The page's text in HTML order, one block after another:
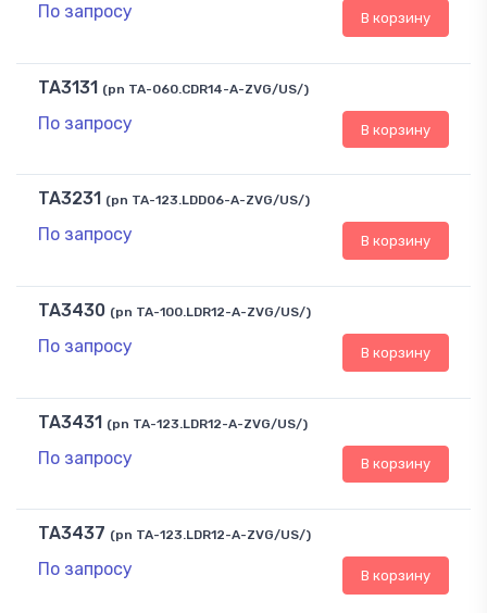
По запросу В корзину
TA3131 (pn TA-060.CDR14-A-ZVG/US/)
По запросу В корзину
TA3231 (pn TA-123.LDD06-A-ZVG/US/)
По запросу В корзину
TA3430 (pn TA-100.LDR12-A-ZVG/US/)
По запросу В корзину
TA3431 (pn TA-123.LDR12-A-ZVG/US/)
По запросу В корзину
TA3437 (pn TA-123.LDR12-A-ZVG/US/)
По запросу В корзину